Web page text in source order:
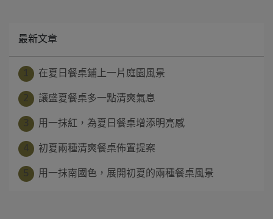
最新文章
在夏日餐桌鋪上一片庭園風景
讓盛夏餐桌多一點清爽氣息
用一抹紅，為夏日餐桌增添明亮感
初夏兩種清爽餐桌佈置提案
用一抹南國色，展開初夏的兩種餐桌風景